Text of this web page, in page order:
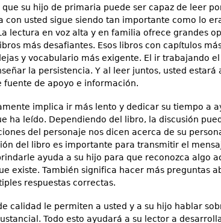
que su hijo de primaria puede ser capaz de leer
con usted sigue siendo tan importante como lo
lectura en voz alta y en familia ofrece grandes
más desafiantes. Esos libros con capítulos
y vocabulario más exigente. El ir trabajando
la persistencia. Y al leer juntos, usted estará
fuente de apoyo e información.
implica ir más lento y dedicar su tiempo a
ha leído. Dependiendo del libro, la discusión
del personaje nos dicen acerca de su
del libro es importante para transmitir el
ayuda a su hijo para que reconozca algo
existe. También significa hacer más preguntas
respuestas correctas.
calidad le permiten a usted y a su hijo hablar
Todo esto ayudará a su lector a